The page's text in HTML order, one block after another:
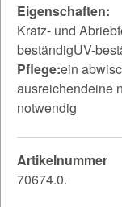
Eigenschaften:
Kratz- und
beständigUV-
Pflege:ein
ausreichendeine
notwendig
Artikelnummer
70674.0.